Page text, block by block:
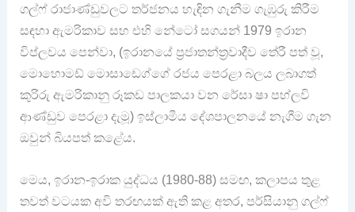
ගල්ෆ් රාජාණ්ඩුවලට තර්ජනය හැඳින ගැනීම ගැඹුරු කිරීම
සඳහා ඇමරිකාව සහ එහි නේටෝ සගයන් 1979 ඉරාන
විප්ලවය පෙන්වා, (ඉරානයේ ප්‍රජාතන්ත්‍රවාදීව තේරී පත් වූ,
මොහොමඩ් මොසාඩෙග්ගේ රජය පෙරළා බලය ලබාගත්
කුරිරු ඇමරිකානු රූකඩ පාලකයා වන රේසා ෂා පහ්ලවි
ආණ්ඩුව පෙරළා දැමූ) ඉස්ලාමීය දේශපාලනයේ නැගීම ගැන
ඔවුන් බියපත් කළේය.
මෙය, ඉරාන-ඉරාක යුද්ධය (1980-88) සමඟ, කලාපය තුළ
තවත් වටයක අවි තරඟයක් ඇති කළ අතර, පර්සියානු ගල්ෆ්